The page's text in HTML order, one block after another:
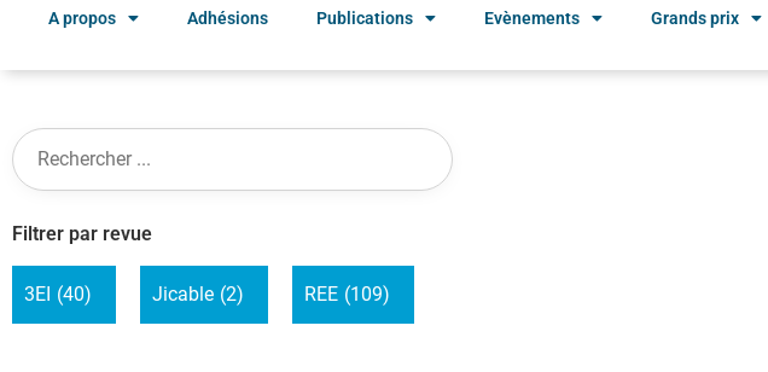
A propos Adhésions Publications Evènements Grands prix
Filtrer par revue
3EI (40) Jicable (2) REE (109)